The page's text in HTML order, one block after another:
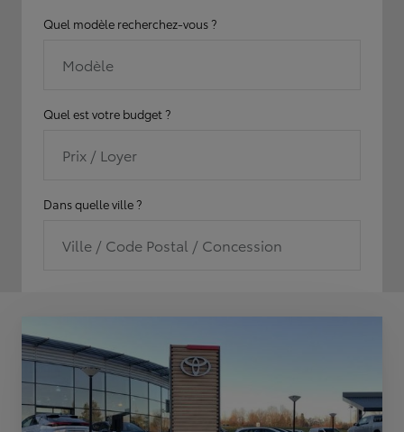
Quel modèle recherchez-vous ?
Modèle
Quel est votre budget ?
Prix / Loyer
Dans quelle ville ?
Ville / Code Postal / Concession